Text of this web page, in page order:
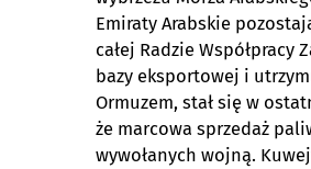
Emiraty Arabskie
całej Radzie Współpracy
bazy eksportowej i
Ormuzem, stał się w
że marcowa sprzedaż
wywołanych wojną.